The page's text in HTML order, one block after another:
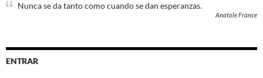
Nunca se da tanto como cuando se dan esperanzas.
Anatole France
ENTRAR